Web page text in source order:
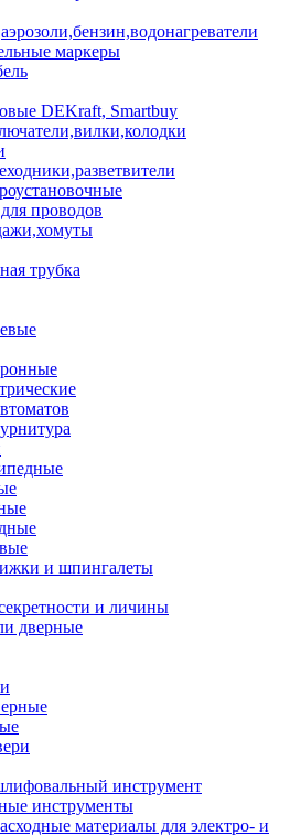
маркеры
DEKraft, Smartbuy
проводов
трубка
и шпингалеты
и личины
дверные
инструмент
инструменты
материалы для электро- и